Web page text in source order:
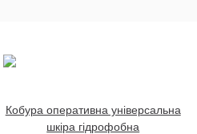
Кобура оперативна універсальна
шкіра гідрофобна